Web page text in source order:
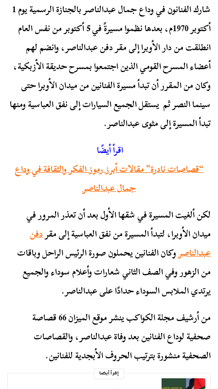
شارك الفنانون في وداع جمال عبدالناصر بالجنازة الرسمية يوم 1
أكتوبر 1970م، بعدها نظموا مسيرةً في 5 أكتوبر من نفس العام
انطلقت من دار الأوبرا إلى مقر دفن عبدالناصر، وانضم لهم
أعضاء المسرح القومي الذين اجتمعوا بمسرح حديقة الأزبكية،
وكان من المقرر أن تبدأ مسيرة الفنانين من ميدان الأوبرا حتى
سينما النصر ثم يستقل الجميع السيارات إلى نفق العباسية ومنها
تبدأ المسيرة إلى مثوى عبدالناصر.
اقرأ أيضًا
“قصاصات نادرة” مقالات أبرز رموز الفكر والثقافة في وداع
جمال عبدالناصر
لكن ألغيت المسيرة في شقها الأول بعد أن تعذر المرور في
ميدان الأوبرا، لتبدأ المسيرة من نفق العباسية إلى مقردفن
عبدالناصروكان الفنانين يحملون صورة الرئيس الراحل وباقات
من الزهور وفي الصف الثاني شعارات وأعلام سوداء والجميع
يرتدي الملابس السوداء حدادًا على عبدالناصر.
من أرشيف مجلة الكواكب ينشر موقع الميزان 66 قصاصة
صحفية لوداع الفنانين بعد وفاة عبدالناصر، والقصاصات
الصحفية منشورة بترتيب الحروف الأبجدية للفنانين.
إقرأ أيضا